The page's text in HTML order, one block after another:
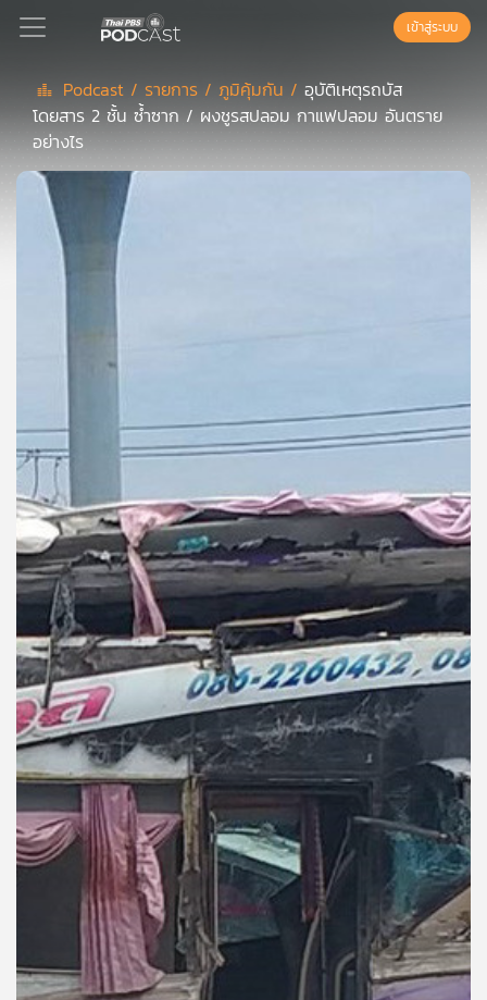
Podcast
เพล
ลิ
สต์
ของ
คุณ
เพลง
บทความ
ข่าว
และ
กิจกรรม
เกี่ยว
เข้าสู่ระบบ
Podcast / รายการ /ภูมิคุ้มกัน / อุบัติเหตุรถบัส
โดยสาร 2 ชั้น ซ้ำซาก / ผงชูรสปลอม กาแฟปลอม อันตราย
อย่างไร